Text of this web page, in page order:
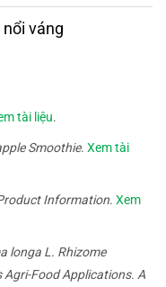
váng
tài liệu.
Smoothie.Xem tài
Information.Xem
longa L. Rhizome
Food Applications. A